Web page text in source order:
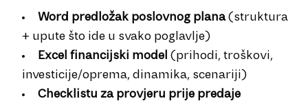
Word predložak poslovnog plana(struktura
+ upute što ide u svako poglavlje)
Excel financijski model (prihodi, troškovi,
investicije/oprema, dinamika, scenariji)
Checklistu za provjeru prije predaje